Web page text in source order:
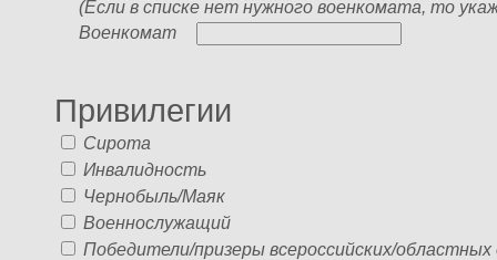
(Если в списке нет нужного военкомата, то
Военкомат
Привилегии
Сирота
Инвалидность
Чернобыль/Маяк
Военнослужащий
Победители/призеры всероссийских/областных